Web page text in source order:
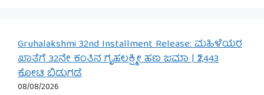
Gruhalakshmi 32nd Installment Release: ಮಹಿಳೆಯರ
ಖಾತೆಗೆ 32ನೇ ಕಂತಿನ ಗೃಹಲಕ್ಷ್ಮೀ ಹಣ ಜಮಾ | ₹2,443
ಕೋಟಿ ಬಿಡುಗಡೆ
08/08/2026